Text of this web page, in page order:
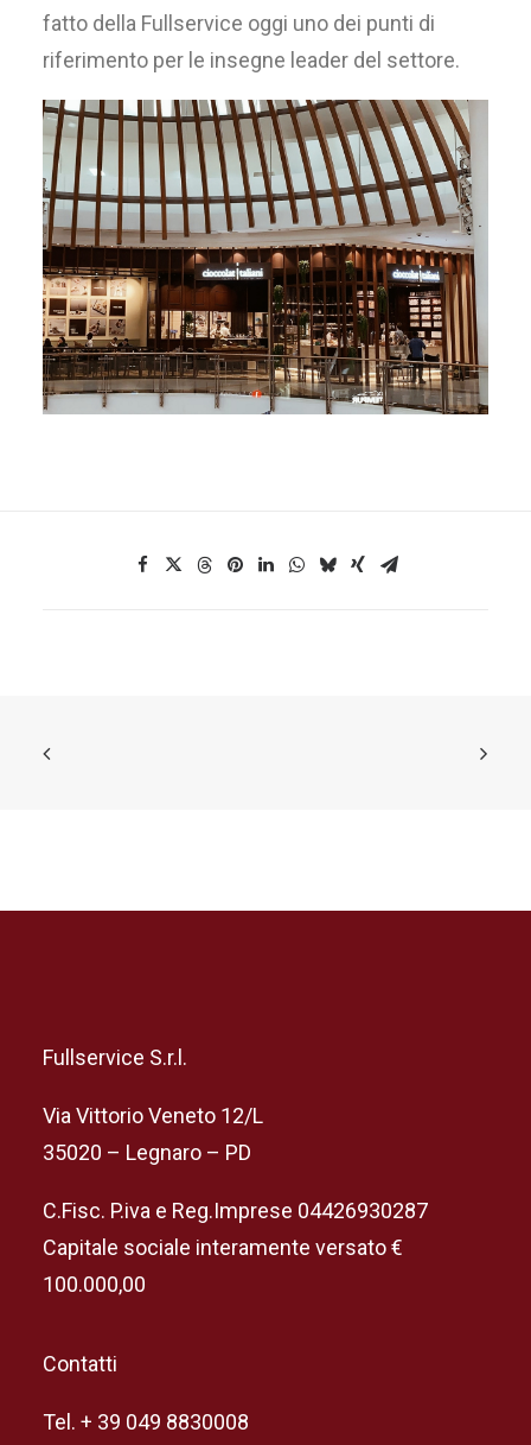
fatto della Fullservice oggi uno dei punti di
riferimento per le insegne leader del settore.
Fullservice S.r.l.
Via Vittorio Veneto 12/L
35020 – Legnaro – PD
C.Fisc. P.iva e Reg.Imprese 04426930287
Capitale sociale interamente versato €
100.000,00
Contatti
Tel. + 39 049 8830008